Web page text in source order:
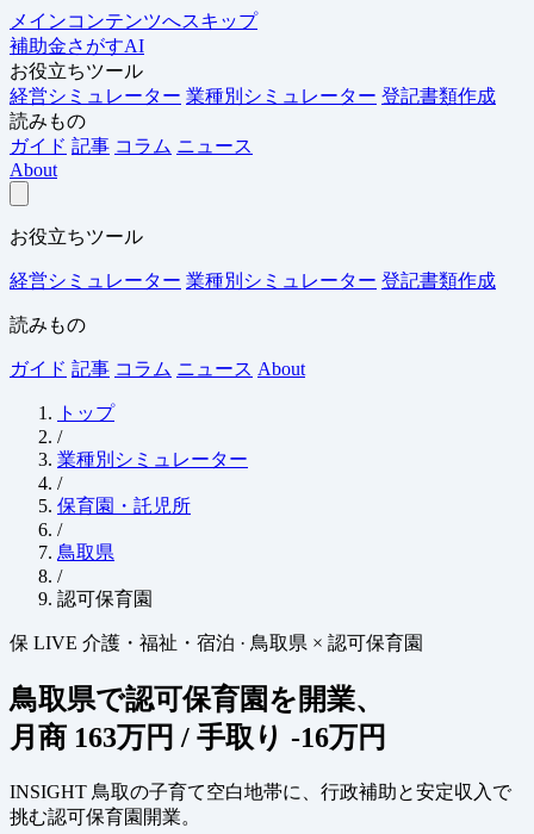
メインコンテンツへスキップ
補助金さがすAI
お役立ちツール
経営シミュレーター 業種別シミュレーター 登記書類作成
読みもの
ガイド 記事 コラム ニュース
About
お役立ちツール
経営シミュレーター 業種別シミュレーター 登記書類作成
読みもの
ガイド 記事 コラム ニュース About
トップ
/
業種別シミュレーター
/
保育園・託児所
/
鳥取県
/
認可保育園
保 LIVE 介護・福祉・宿泊 · 鳥取県 × 認可保育園
鳥取県で認可保育園を開業、
月商 163万円 / 手取り -16万円
INSIGHT 鳥取の子育て空白地帯に、行政補助と安定収入で
挑む認可保育園開業。